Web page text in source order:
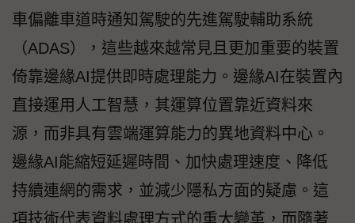
車偏離車道時通知駕駛的先進駕駛輔助系統
（ADAS），這些越來越常見且更加重要的裝置
倚靠邊緣AI提供即時處理能力。邊緣AI在裝置內
直接運用人工智慧，其運算位置靠近資料來
源，而非具有雲端運算能力的異地資料中心。
邊緣AI能縮短延遲時間、加快處理速度、降低
持續連網的需求，並減少隱私方面的疑慮。這
項技術代表資料處理方式的重大變革，而隨著